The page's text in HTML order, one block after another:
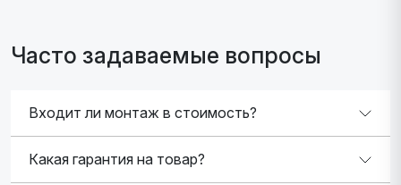
Часто задаваемые вопросы
Входит ли монтаж в стоимость?
Какая гарантия на товар?